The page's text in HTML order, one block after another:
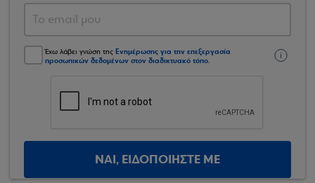
Έχω λάβει γνώση της Ενημέρωσης για την επεξεργασία
προσωπικών δεδομένων στον διαδικτυακό τόπο.
ΝΑΙ, ΕΙΔΟΠΟΙΗΣΤΕ ΜΕ